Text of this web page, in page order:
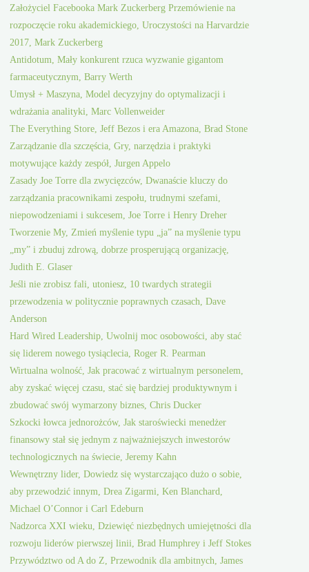
Założyciel Facebooka Mark Zuckerberg Przemówienie na
rozpoczęcie roku akademickiego, Uroczystości na Harvardzie
2017, Mark Zuckerberg
Antidotum, Mały konkurent rzuca wyzwanie gigantom
farmaceutycznym, Barry Werth
Umysł + Maszyna, Model decyzyjny do optymalizacji i
wdrażania analityki, Marc Vollenweider
The Everything Store, Jeff Bezos i era Amazona, Brad Stone
Zarządzanie dla szczęścia, Gry, narzędzia i praktyki
motywujące każdy zespół, Jurgen Appelo
Zasady Joe Torre dla zwycięzców, Dwanaście kluczy do
zarządzania pracownikami zespołu, trudnymi szefami,
niepowodzeniami i sukcesem, Joe Torre i Henry Dreher
Tworzenie My, Zmień myślenie typu „ja” na myślenie typu
„my” i zbuduj zdrową, dobrze prosperującą organizację,
Judith E. Glaser
Jeśli nie zrobisz fali, utoniesz, 10 twardych strategii
przewodzenia w politycznie poprawnych czasach, Dave
Anderson
Hard Wired Leadership, Uwolnij moc osobowości, aby stać
się liderem nowego tysiąclecia, Roger R. Pearman
Wirtualna wolność, Jak pracować z wirtualnym personelem,
aby zyskać więcej czasu, stać się bardziej produktywnym i
zbudować swój wymarzony biznes, Chris Ducker
Szkocki łowca jednorożców, Jak staroświecki menedżer
finansowy stał się jednym z najważniejszych inwestorów
technologicznych na świecie, Jeremy Kahn
Wewnętrzny lider, Dowiedz się wystarczająco dużo o sobie,
aby przewodzić innym, Drea Zigarmi, Ken Blanchard,
Michael O’Connor i Carl Edeburn
Nadzorca XXI wieku, Dziewięć niezbędnych umiejętności dla
rozwoju liderów pierwszej linii, Brad Humphrey i Jeff Stokes
Przywództwo od A do Z, Przewodnik dla ambitnych, James